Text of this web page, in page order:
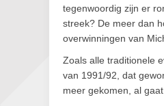
tegenwoordig zijn er
streek? De meer dan
overwinningen van
Zoals alle traditionele
van 1991/92, dat
meer gekomen, al